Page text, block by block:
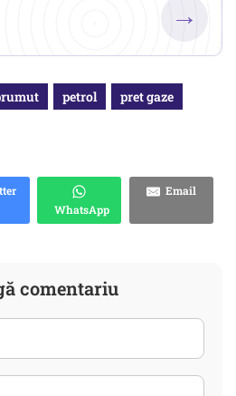
→
petrol pret gaze
WhatsApp
Email
comentariu